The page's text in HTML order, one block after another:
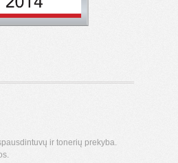
ir tonerių prekyba.